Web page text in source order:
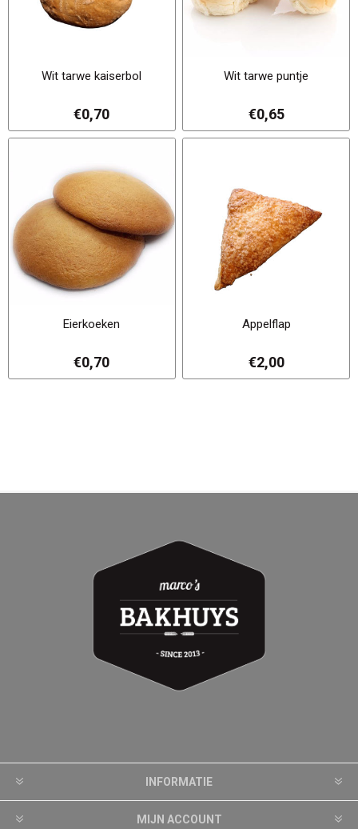
Wit tarwe kaiserbol
€0,70
Wit tarwe puntje
€0,65
Eierkoeken
€0,70
Appelflap
€2,00
INFORMATIE
MIJN ACCOUNT